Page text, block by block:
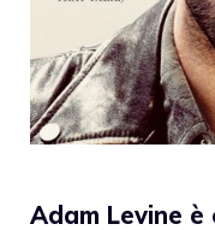
Adam Levine